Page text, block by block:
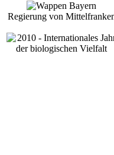
Regierung von